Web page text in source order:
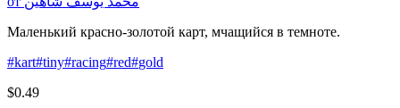
Маленький красно-золотой карт, мчащийся в темноте.
#kart#tiny#racing#red#gold
$0.49